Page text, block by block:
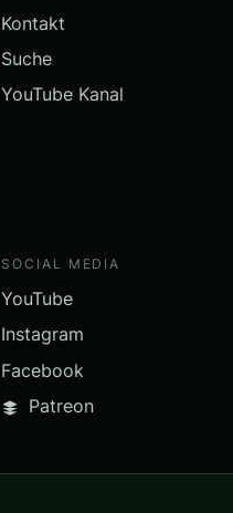
Kontakt
Suche
YouTube Kanal
SOCIAL MEDIA
YouTube
Instagram
Facebook
Patreon